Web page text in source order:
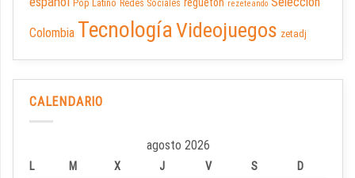
Pop Latino Redes Sociales reguetón rezeteando
Colombia TecnologíaVideojuegos zetadj
CALENDARIO
agosto 2026
L M X J V S
D